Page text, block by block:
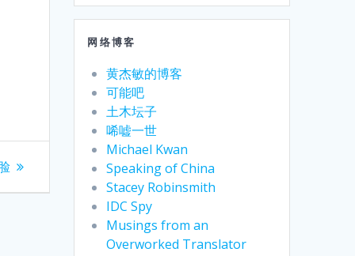
网络博客
黄杰敏的博客
可能吧
土木坛子
唏嘘一世
Michael Kwan
Speaking of China
Stacey Robinsmith
IDC Spy
Musings from an
Overworked Translator